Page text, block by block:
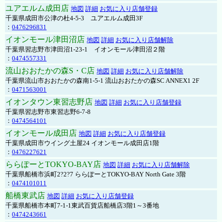
ユアエルム成田店 地図 詳細 お気に入り店舗登録
千葉県成田市公津の杜4-5-3 ユアエルム成田3F
： 0476296831
イオンモール津田沼店 地図 詳細 お気に入り店舗解除
千葉県習志野市津田沼1-23-1 イオンモール津田沼２階
： 0474557331
流山おおたかの森S・C店 地図 詳細 お気に入り店舗解除
千葉県流山市おおたかの森南1-5-1 流山おおたかの森SC ANNEX1 2F
： 0471563001
イオンタウン東習志野店 地図 詳細 お気に入り店舗登録
千葉県習志野市東習志野6-7-8
： 0474564101
イオンモール成田店 地図 詳細 お気に入り店舗登録
千葉県成田市ウイング土屋24 イオンモール成田店1階
： 0476227621
ららぽーとTOKYO-BAY店 地図 詳細 お気に入り店舗解除
千葉県船橋市浜町2?2?7 ららぽーとTOKYO-BAY North Gate 3階
： 0474101011
船橋東武店 地図 詳細 お気に入り店舗登録
千葉県船橋市本町7-1-1東武百貨店船橋店3階1～3番地
： 0474243661